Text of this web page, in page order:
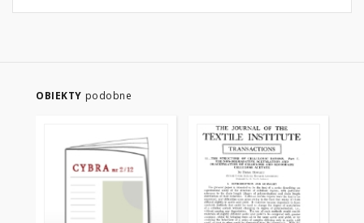
OBIEKTY podobne